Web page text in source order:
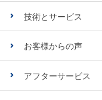
技術とサービス
お客様からの声
アフターサービス